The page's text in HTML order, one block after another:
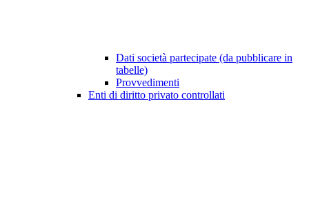
Dati società partecipate (da pubblicare in
tabelle)
Provvedimenti
Enti di diritto privato controllati